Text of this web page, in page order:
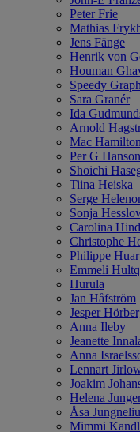
Peter Frie
Mathias
Jens Fänge
Henrik von
Houman
Speedy
Sara Granér
Ida
Arnold
Mac Hamilton
Per G Hanson
Shoichi
Tiina Heiska
Serge
Sonja
Carolina
Christophe
Philippe
Emmeli
Hurula
Jan Håfström
Jesper
Anna Ileby
Jeanette
Anna
Lennart
Joakim
Helena
Åsa
Mimmi